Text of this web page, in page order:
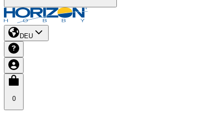
DEU
0